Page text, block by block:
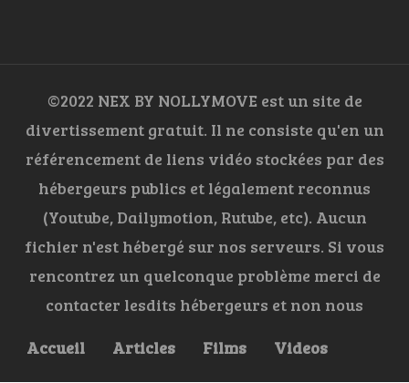
©2022 NEX BY NOLLYMOVE est un site de
divertissement gratuit. Il ne consiste qu'en un
référencement de liens vidéo stockées par des
hébergeurs publics et légalement reconnus
(Youtube, Dailymotion, Rutube, etc). Aucun
fichier n'est hébergé sur nos serveurs. Si vous
rencontrez un quelconque problème merci de
contacter lesdits hébergeurs et non nous
Accueil
Articles Films Videos